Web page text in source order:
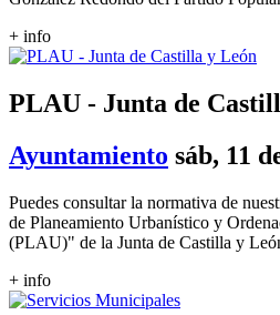
+ info
PLAU - Junta de
Ayuntamiento sáb, 11
Puedes consultar la normativa de
de Planeamiento Urbanístico y
(PLAU)" de la Junta de Castilla y
+ info